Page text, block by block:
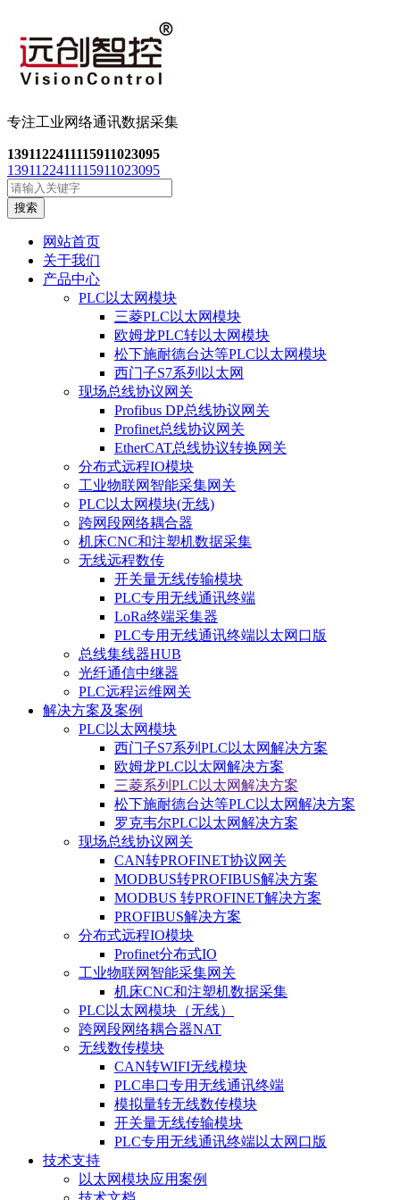
专注工业网络通讯数据采集
1391122411115911023095
1391122411115911023095
搜索
网站首页
关于我们
产品中心
PLC以太网模块
三菱PLC以太网模块
欧姆龙PLC转以太网模块
松下施耐德台达等PLC以太网模块
西门子S7系列以太网
现场总线协议网关
Profibus DP总线协议网关
Profinet总线协议网关
EtherCAT总线协议转换网关
分布式远程IO模块
工业物联网智能采集网关
PLC以太网模块(无线)
跨网段网络耦合器
机床CNC和注塑机数据采集
无线远程数传
开关量无线传输模块
PLC专用无线通讯终端
LoRa终端采集器
PLC专用无线通讯终端以太网口版
总线集线器HUB
光纤通信中继器
PLC远程运维网关
解决方案及案例
PLC以太网模块
西门子S7系列PLC以太网解决方案
欧姆龙PLC以太网解决方案
三菱系列PLC以太网解决方案
松下施耐德台达等PLC以太网解决方案
罗克韦尔PLC以太网解决方案
现场总线协议网关
CAN转PROFINET协议网关
MODBUS转PROFIBUS解决方案
MODBUS 转PROFINET解决方案
PROFIBUS解决方案
分布式远程IO模块
Profinet分布式IO
工业物联网智能采集网关
机床CNC和注塑机数据采集
PLC以太网模块（无线）
跨网段网络耦合器NAT
无线数传模块
CAN转WIFI无线模块
PLC串口专用无线通讯终端
模拟量转无线数传模块
开关量无线传输模块
PLC专用无线通讯终端以太网口版
技术支持
以太网模块应用案例